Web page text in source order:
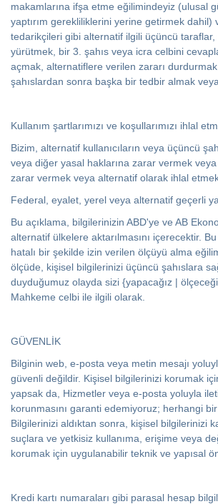
makamlarına ifşa etme eğilimindeyiz (ulusal
yaptırım gerekliliklerini yerine getirmek dahil)
tedarikçileri gibi alternatif ilgili üçüncü
yürütmek, bir 3. şahıs veya icra celbini
açmak, alternatiflere verilen zararı
şahıslardan sonra başka bir tedbir almak
Kullanım şartlarımızı ve koşullarımızı ihlal
Bizim, alternatif kullanıcıların veya üçüncü
veya diğer yasal haklarına zarar vermek
zarar vermek veya alternatif olarak ihlal
Federal, eyalet, yerel veya alternatif geçerli
Bu açıklama, bilgilerinizin ABD'ye ve AB
alternatif ülkelere aktarılmasını içerecektir.
hatalı bir şekilde izin verilen ölçüyü alma
ölçüde, kişisel bilgilerinizi üçüncü şahıslara
duyduğumuz olayda sizi {yapacağız |
Mahkeme celbi ile ilgili olarak.
GÜVENLİK
Bilginin web, e-posta veya metin mesajı
güvenli değildir. Kişisel bilgilerinizi korumak
yapsak da, Hizmetler veya e-posta yoluyla
korunmasını garanti edemiyoruz; herhangi
Bilgilerinizi aldıktan sonra, kişisel bilgilerinizi
suçlara ve yetkisiz kullanıma, erişime veya
korumak için uygulanabilir teknik ve yapısal
Kredi kartı numaraları gibi parasal hesap